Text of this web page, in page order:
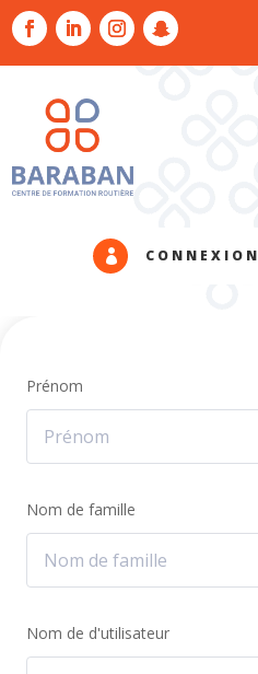
 CONNEXION
Prénom
Nom de famille
Nom de d'utilisateur